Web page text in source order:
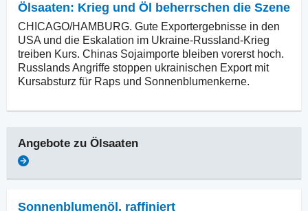
Ölsaaten: Krieg und Öl beherrschen die Szene
CHICAGO/HAMBURG. Gute Exportergebnisse in den
USA und die Eskalation im Ukraine-Russland-Krieg
treiben Kurs. Chinas Sojaimporte bleiben vorerst hoch.
Russlands Angriffe stoppen ukrainischen Export mit
Kursabsturz für Raps und Sonnenblumenkerne.
Angebote zu Ölsaaten
Sonnenblumenöl , raffiniert